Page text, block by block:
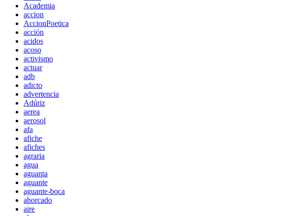
Academia
accion
AccionPoetica
acción
acidos
acoso
activismo
actuar
adb
adicto
advertencia
Adúriz
aerea
aerosol
afa
afiche
afiches
agraria
agua
aguanta
aguante
aguante-boca
ahorcado
aire